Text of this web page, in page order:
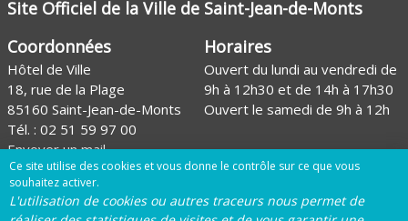
Site Officiel de la Ville de Saint-Jean-de-Monts
Coordonnées
Hôtel de Ville
18, rue de la Plage
85160 Saint-Jean-de-Monts
Tél. : 02 51 59 97 00
Envoyer un mail
Horaires
Ouvert du lundi au vendredi de
9h à 12h30 et de 14h à 17h30
Ouvert le samedi de 9h à 12h
Site de l'Office de tourisme
Page Facebook de la Ville
Ce site utilise des cookies et vous donne le contrôle sur ce que vous
souhaitez activer.
L'utilisation de cookies ou autres traceurs nous permet de